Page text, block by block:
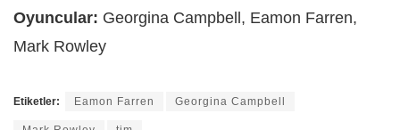
Oyuncular: Georgina Campbell, Eamon Farren,
Mark Rowley
Etiketler: Eamon Farren Georgina Campbell